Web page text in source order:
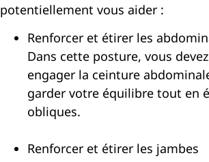
potentiellement vous aider :
Renforcer et étirer les
Dans cette posture, vous
engager la ceinture
garder votre équilibre tout en
obliques.
Renforcer et étirer les jambes